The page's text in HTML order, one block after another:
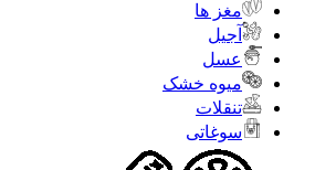
مغز ها
آجیل
عسل
میوه خشک
تنقلات
سوغاتی